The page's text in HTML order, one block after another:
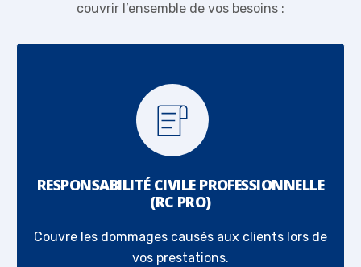
RESPONSABILITÉ CIVILE PROFESSIONNELLE
(RC PRO)
Couvre les dommages causés aux clients lors de
vos prestations.
couvrir l’ensemble de vos besoins :